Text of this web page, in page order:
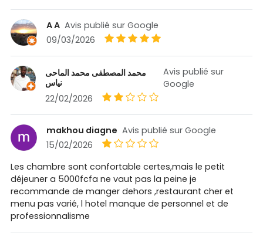
A A Avis publié sur Google
09/03/2026
محمد المصطفى محمد الماحى
نياس
Avis publié sur
Google
22/02/2026
makhou diagne Avis publié sur Google
15/02/2026
Les chambre sont confortable certes,mais le petit
déjeuner a 5000fcfa ne vaut pas la peine je
recommande de manger dehors ,restaurant cher et
menu pas varié, l hotel manque de personnel et de
professionnalisme